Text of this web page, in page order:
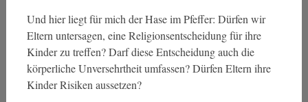
Und hier liegt für mich der Hase im Pfeffer: Dürfen wir
Eltern untersagen, eine Religionsentscheidung für ihre
Kinder zu treffen? Darf diese Entscheidung auch die
körperliche Unversehrtheit umfassen? Dürfen Eltern ihre
Kinder Risiken aussetzen?